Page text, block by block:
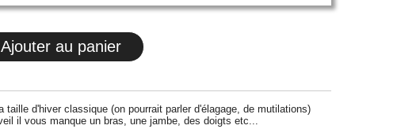
Ajouter au panier
d'hiver classique (on pourrait parler d'élagage, de mutilations)
il vous manque un bras, une jambe, des doigts etc...